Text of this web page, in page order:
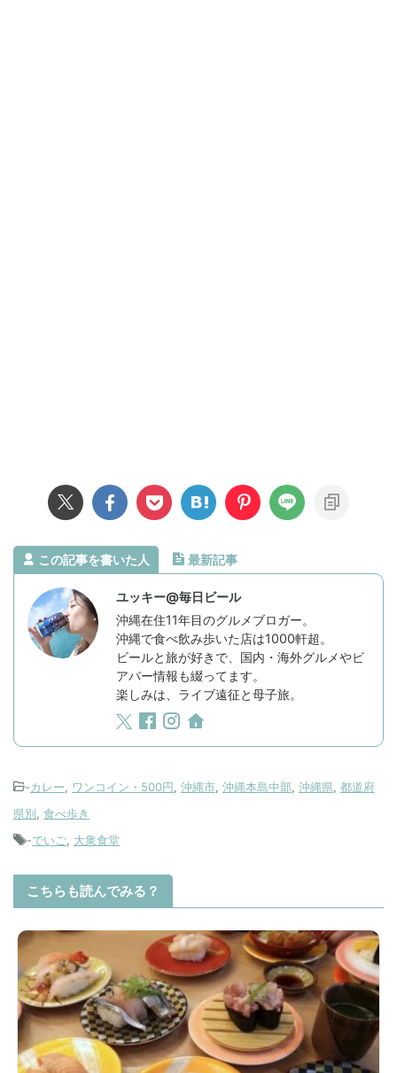
この記事を書いた人 最新記事
ユッキー@毎日ビール
沖縄在住11年目のグルメブロガー。
沖縄で食べ飲み歩いた店は1000軒超。
ビールと旅が好きで、国内・海外グルメやビ
アバー情報も綴ってます。
楽しみは、ライブ遠征と母子旅。
-カレー, ワンコイン・500円, 沖縄市, 沖縄本島中部, 沖縄県, 都道府
県別, 食べ歩き
-でいご, 大衆食堂
こちらも読んでみる？